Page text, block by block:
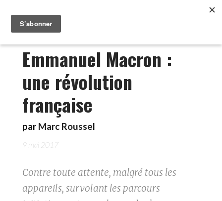
Emmanuel Macron :
une révolution
française
par Marc Roussel
9 mai 2017
Contre toute attente, malgré tous les
appareils, survolant les parcours